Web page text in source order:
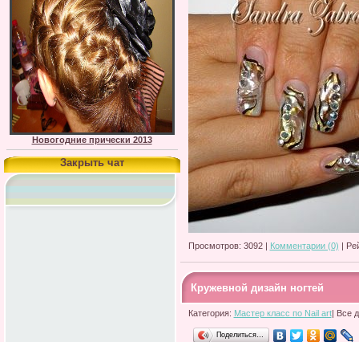
Просмотров: 3092 | Комментарии (0) |
Кружевной дизайн ногтей
Категория: Мастер класс по Nail art| Все
Поделиться…
Новогодние прически 2013
Закрыть чат